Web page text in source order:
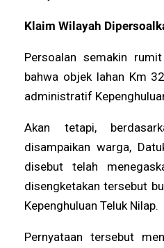
Klaim Wilayah
Persoalan semakin
bahwa objek lahan Km
administratif
Akan tetapi,
disampaikan warga,
disebut telah
disengketakan tersebut
Kepenghuluan Teluk Nilap.
Pernyataan tersebut